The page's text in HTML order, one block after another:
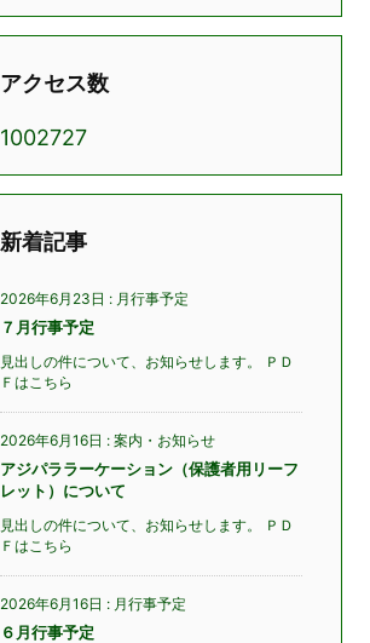
アクセス数
1002727
新着記事
2026年6月23日 : 月行事予定
７月行事予定
見出しの件について、お知らせします。 ＰＤ
Ｆはこちら
2026年6月16日 : 案内・お知らせ
アジパララーケーション（保護者用リーフ
レット）について
見出しの件について、お知らせします。 ＰＤ
Ｆはこちら
2026年6月16日 : 月行事予定
６月行事予定